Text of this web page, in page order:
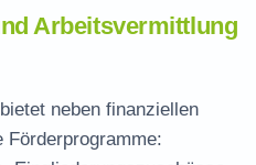
Arbeitsvermittlung
neben finanziellen
Förderprogramme: